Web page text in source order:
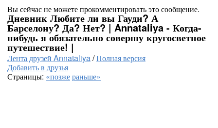
Вы сейчас не можете прокомментировать это сообщение.
Дневник Любите ли вы Гауди? А
Барселону? Да? Нет? | Annataliya - Когда-
нибудь я обязательно совершу кругосветное
путешествие! |
Лента друзей Annataliya/Полная версия
Добавить в друзья
Страницы: «позжераньше»